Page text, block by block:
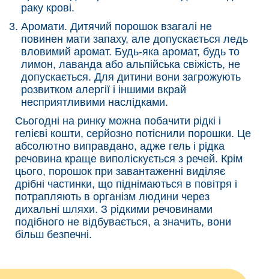
раку крові.
Аромати. Дитячий порошок взагалі не
повинен мати запаху, але допускається ледь
вловимий аромат. Будь-яка аромат, будь то
лимон, лаванда або альпійська свіжість, не
допускається. Для дитини вони загрожують
розвитком алергії і іншими вкрай
несприятливими наслідками.
Сьогодні на ринку можна побачити рідкі і
гелієві кошти, серйозно потіснили порошки. Це
абсолютно виправдано, адже гель і рідка
речовина краще виполіскується з речей. Крім
цього, порошок при завантаженні виділяє
дрібні частинки, що піднімаються в повітря і
потрапляють в організм людини через
дихальні шляхи. З рідкими речовинами
подібного не відбувається, а значить, вони
більш безпечні.